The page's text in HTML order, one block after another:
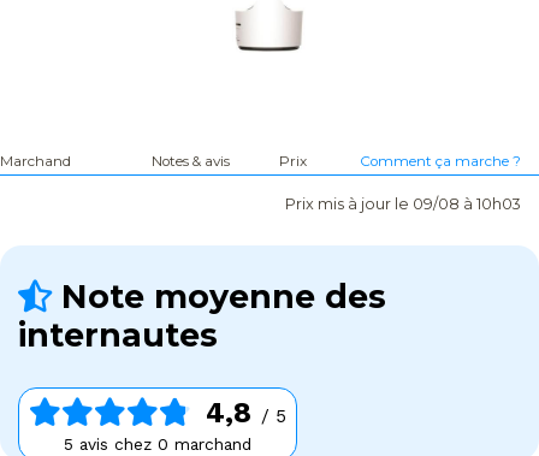
Marchand Notes & avis Prix Comment ça marche ?
Prix mis à jour le 09/08 à 10h03
Note moyenne des
internautes
4,8 / 5
5 avis chez 0 marchand